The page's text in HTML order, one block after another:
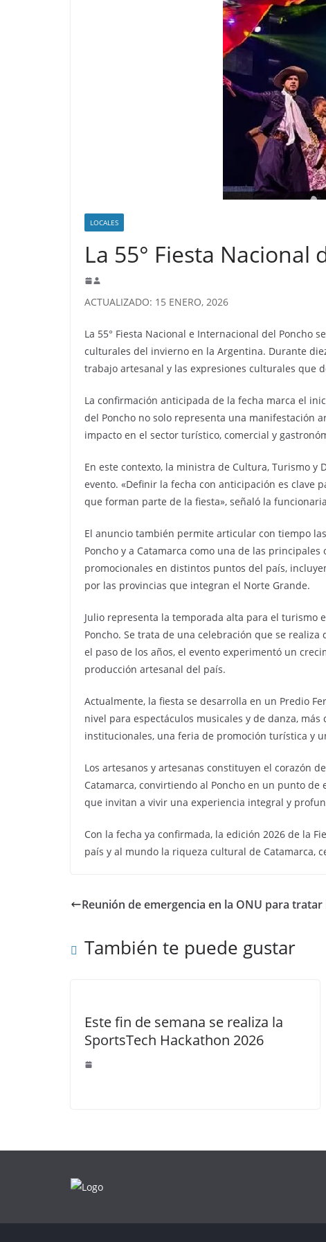
LOCALES
La 55° Fiesta
ACTUALIZADO: 15 ENERO, 2026
La 55° Fiesta Nacional e Internacional del Poncho
culturales del invierno en la Argentina. Durante
trabajo artesanal y las expresiones culturales que
La confirmación anticipada de la fecha marca el
del Poncho no solo representa una manifestación
impacto en el sector turístico, comercial y
En este contexto, la ministra de Cultura, Turismo
evento. «Definir la fecha con anticipación es clave
que forman parte de la fiesta», señaló la
El anuncio también permite articular con tiempo
Poncho y a Catamarca como una de las
promocionales en distintos puntos del país,
por las provincias que integran el Norte Grande.
Julio representa la temporada alta para el turismo
Poncho. Se trata de una celebración que se
el paso de los años, el evento experimentó un
producción artesanal del país.
Actualmente, la fiesta se desarrolla en un Predio
nivel para espectáculos musicales y de danza,
institucionales, una feria de promoción turística y
Los artesanos y artesanas constituyen el corazón
Catamarca, convirtiendo al Poncho en un punto
que invitan a vivir una experiencia integral y
Con la fecha ya confirmada, la edición 2026 de la
país y al mundo la riqueza cultural de Catamarca,
Reunión de emergencia en la ONU para
También te puede gustar
Este fin de semana se realiza la
SportsTech Hackathon 2026